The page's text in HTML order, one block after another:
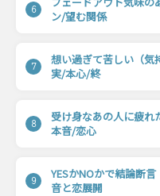
6
ン/望む関係
7
想い過ぎて苦しい（気
実/本心/終
8
受け身なあの人に疲
本音/恋心
9
YESかNOかで結論断
音と恋展開